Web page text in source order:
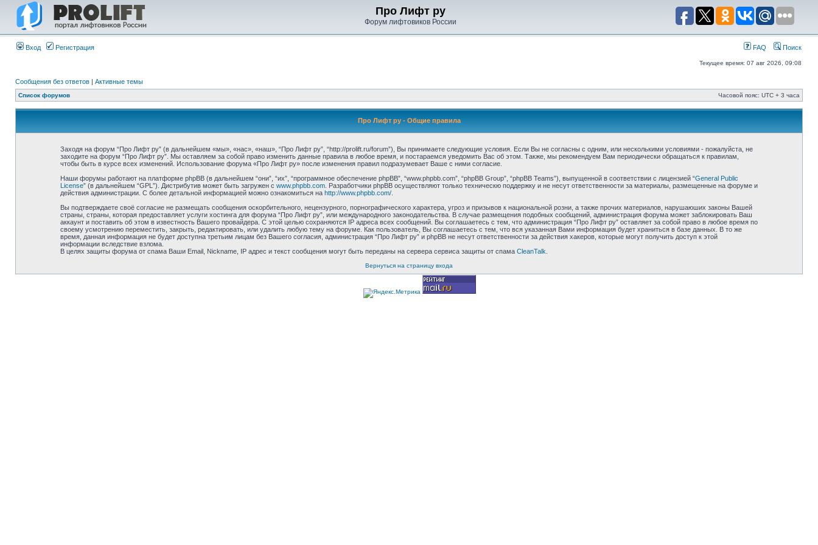
Про Лифт ру
Форум лифтовиков России
Вход Регистрация FAQ Поиск
Текущее время: 07 авг 2026, 09:08
Сообщения без ответов | Активные темы
Список форумов Часовой пояс: UTC + 3 часа
Про Лифт ру - Общие правила
Заходя на форум “Про Лифт ру” (в дальнейшем «мы», «нас», «наш», “Про Лифт ру”, “http://prolift.ru/forum”), Вы принимаете следующие условия. Если Вы не согласны с одним, или несколькими условиями - пожалуйста, не
заходите на форум “Про Лифт ру”. Мы оставляем за собой право изменить данные правила в любое время, и постараемся уведомить Вас об этом. Также, мы рекомендуем Вам периодически обращаться к правилам,
чтобы быть в курсе всех изменений. Использование форума «Про Лифт ру» после изменения правил подразумевает Ваше с ними согласие.
Наши форумы работают на платформе phpBB (в дальнейшем “они”, “их”, “программное обеспечение phpBB”, “www.phpbb.com”, “phpBB Group”, “phpBB Teams”), выпущенной в соответствии с лицензией “General Public
License” (в дальнейшем “GPL”). Дистрибутив может быть загружен с www.phpbb.com. Разработчики phpBB осуществляют только техническю поддержку и не несут ответственности за материалы, размещенные на форуме и
действия администрации. С более детальной информацией можно ознакомиться на http://www.phpbb.com/.
Вы подтверждаете своё согласие не размещать сообщения оскорбительного, нецензурного, порнографического характера, угроз и призывов к национальной розни, а также прочих материалов, нарушаюших законы Вашей
страны, страны, которая предоставляет услуги хостинга для форума “Про Лифт ру”, или международного законодательства. В случае размещения подобных сообщений, администрация форума может заблокировать Ваш
аккаунт и поставить об этом в известность Вашего провайдера. С этой целью сохраняются IP адреса всех сообщений. Вы соглашаетесь с тем, что администрация “Про Лифт ру” оставляет за собой право в любое время по
своему усмотрению переместить, закрыть, редактировать, или удалить любую тему на форуме. Как пользователь, Вы соглашаетесь с тем, что вся указанная Вами информация будет храниться в базе данных. В то же
время, данная информация не будет доступна третьим лицам без Вашего согласия, администрация “Про Лифт ру” и phpBB не несут ответственности за действия хакеров, которые могут получить доступ к этой
информации вследствие взлома.
В целях защиты форума от спама Ваши Email, Nickname, IP адрес и текст сообщения могут быть переданы на сервера сервиса защиты от спама CleanTalk
Вернуться на страницу входа